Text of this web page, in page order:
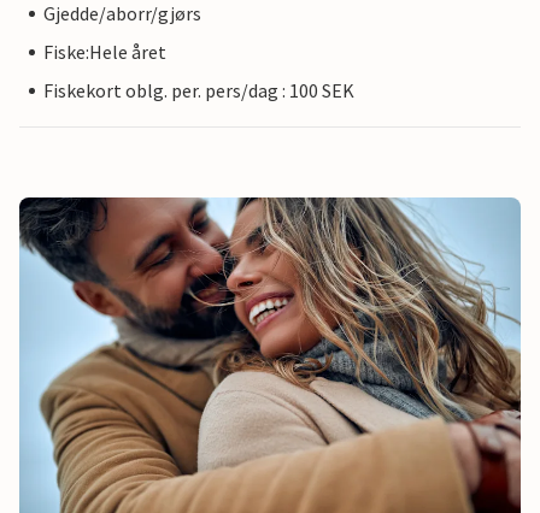
Gjedde/aborr/gjørs
Fiske:Hele året
Fiskekort oblg. per. pers/dag : 100 SEK